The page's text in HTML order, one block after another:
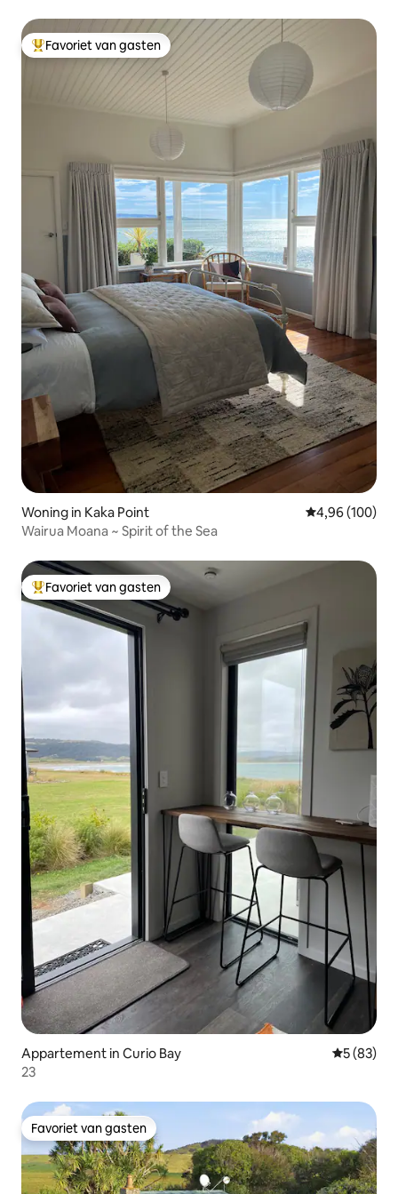
Topfavoriet van gasten
Favoriet van gasten
Woning in Kaka Point Gemiddelde
4,96 (100)
Wairua Moana ~ Spirit of the Sea
Topfavoriet van gasten
Favoriet van gasten
Appartement in Curio Bay
5 (83)
23
Favoriet van gasten
Favoriet van gasten